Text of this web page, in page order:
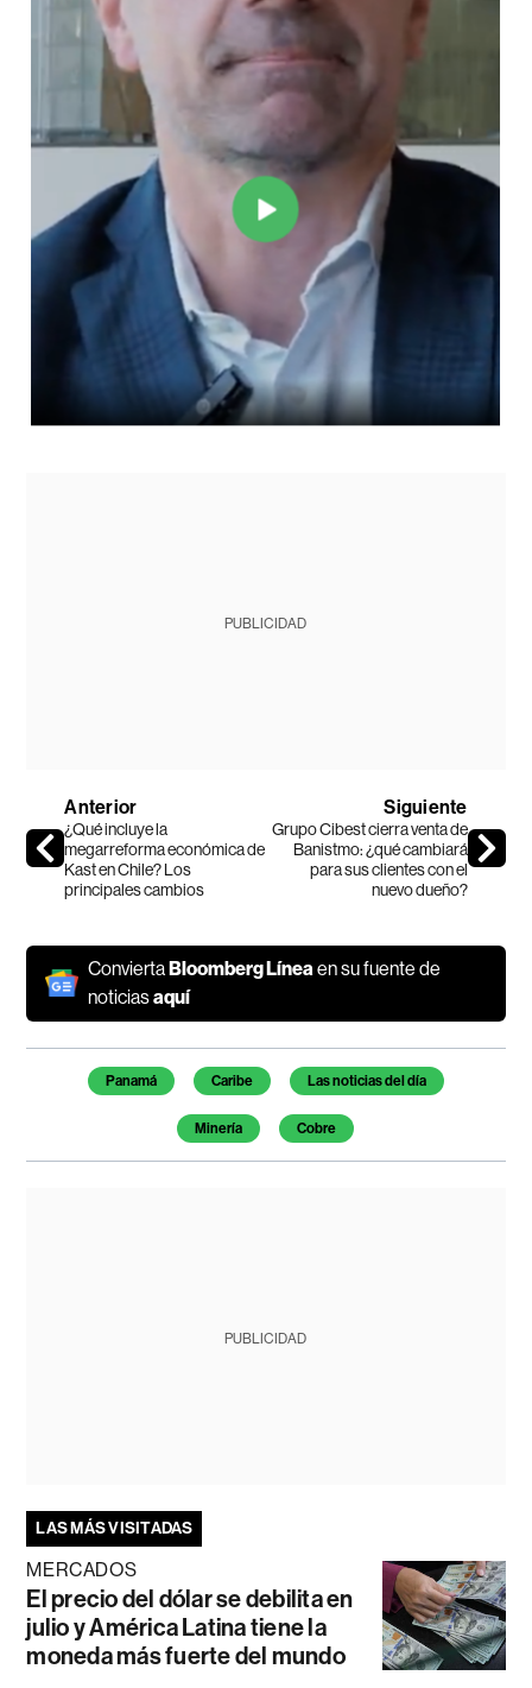
PUBLICIDAD
Anterior
¿Qué incluye la
megarreforma económica de
Kast en Chile? Los
principales cambios
Siguiente
Grupo Cibest cierra venta de
Banistmo: ¿qué cambiará
para sus clientes con el
nuevo dueño?
ConviertaBloomberg Línea en su fuente de
noticiasaquí
Temas de este artículo
Panamá Caribe Las noticias del día
Minería Cobre
PUBLICIDAD
LAS MÁS VISITADAS
MERCADOS
El precio del dólar se debilita en
julio y América Latina tiene la
moneda más fuerte del mundo